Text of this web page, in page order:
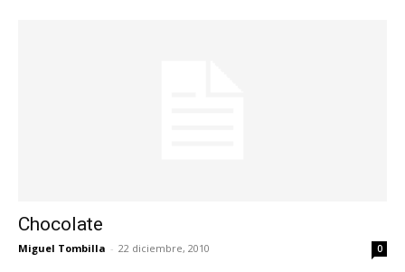
Chocolate
Miguel Tombilla - 22 diciembre, 2010 0